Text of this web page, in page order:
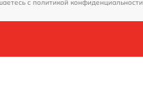
c политикой конфиденциальности